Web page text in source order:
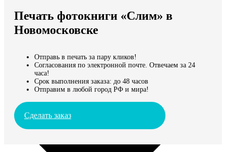
Мы доставляем по всему миру
Продолжить без города
Печать фотокниги «Слим» в
Новомосковске
Отправь в печать за пару кликов!
Согласования по электронной почте. Отвечаем за 24
часа!
Срок выполнения заказа: до 48 часов
Отправим в любой город РФ и мира!
Сделать заказ